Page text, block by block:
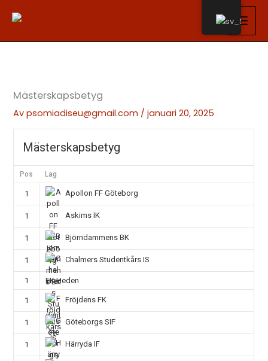
Mästerskapsbetyg
Avpsomiadiseu@gmail.com /januari 20, 2025
Mästerskapsbetyg
Pos Lag
1 Apollon FF Göteborg
1 Askims IK
1 Björndammens BK
1 Chalmers Studentkårs IS
1 FK Heden
1 Fröjdens FK
1 Göteborgs SIF
1 Härryda IF